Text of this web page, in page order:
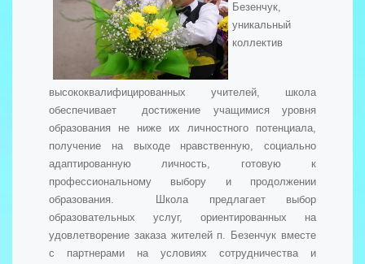
Безенчук,
уникальный
коллектив
высококвалифицированных учителей, школа
обеспечивает достижение учащимися уровня
образования не ниже их личностного потенциала,
получение на выходе нравственную, социально
адаптированную личность, готовую к
профессиональному выбору и продолжении
образования. Школа предлагает выбор
образовательных услуг, ориентированных на
удовлетворение заказа жителей п. Безенчук вместе
с партнерами на условиях сотрудничества и